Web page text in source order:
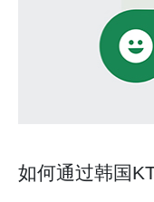
如何通过韩国